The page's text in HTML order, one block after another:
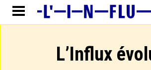
L’Influx